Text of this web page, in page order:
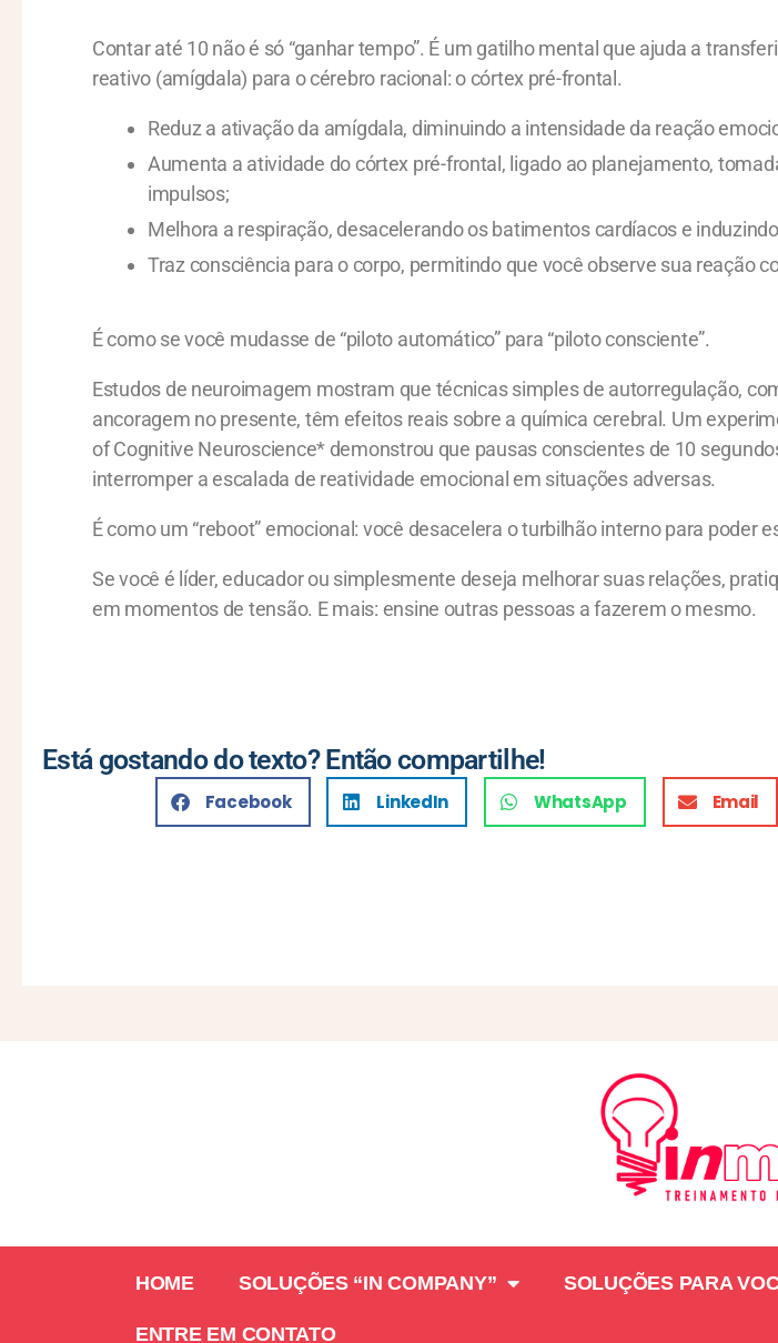
Contar até 10 não é só “ganhar tempo”. É um gatilho mental que ajuda a
reativo (amígdala) para o cérebro racional: o córtex pré-frontal.
Reduz a ativação da amígdala, diminuindo a intensidade da reação
Aumenta a atividade do córtex pré-frontal, ligado ao planejamento,
impulsos;
Melhora a respiração, desacelerando os batimentos cardíacos e
Traz consciência para o corpo, permitindo que você observe sua reação
É como se você mudasse de “piloto automático” para “piloto consciente”.
Estudos de neuroimagem mostram que técnicas simples de autorregulação,
ancoragem no presente, têm efeitos reais sobre a química cerebral. Um
of Cognitive Neuroscience* demonstrou que pausas conscientes de 10
interromper a escalada de reatividade emocional em situações adversas.
É como um “reboot” emocional: você desacelera o turbilhão interno para poder
Se você é líder, educador ou simplesmente deseja melhorar suas relações,
em momentos de tensão. E mais: ensine outras pessoas a fazerem o mesmo.
Está gostando do texto? Então compartilhe!
Facebook LinkedIn WhatsApp Email
HOME SOLUÇÕES “IN COMPANY” SOLUÇÕES PARA
ENTRE EM CONTATO